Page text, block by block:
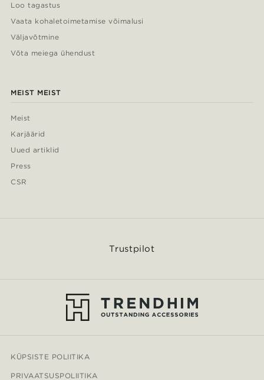
Loo tagastus
Vaata kohaletoimetamise võimalusi
Väljavõtmine
Võta meiega ühendust
MEIST MEIST
Meist
Karjäärid
Uued artiklid
Press
CSR
Trustpilot
KÜPSISTE POLIITIKA
PRIVAATSUSPOLIITIKA